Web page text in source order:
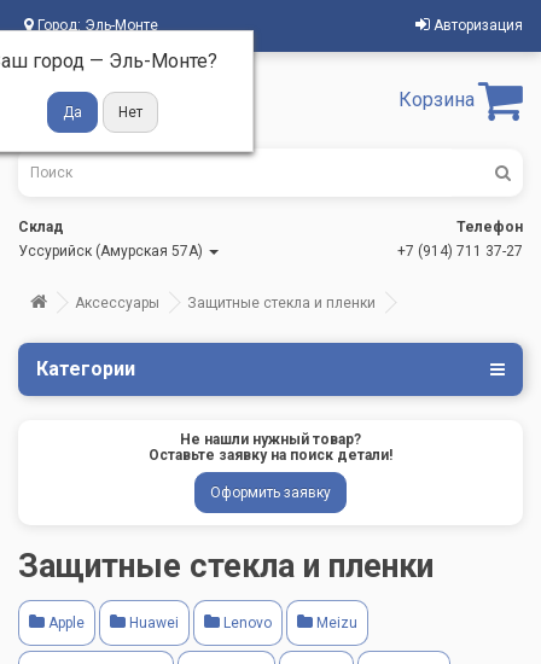
Город: Эль-Монте
город — Эль-Монте?
Авторизация
Корзина
Склад
Уссурийск (Амурская 57А)
Телефон
+7 (914) 711 37-27
Аксессуары Защитные стекла и пленки
Категории
Не нашли нужный товар?
Оставьте заявку на поиск детали!
Оформить заявку
Защитные стекла и пленки
Apple Huawei Lenovo Meizu